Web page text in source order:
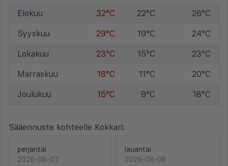
Elokuu 32°C 22°C 26°C
Syyskuu 29°C 19°C 24°C
Lokakuu 23°C 15°C 23°C
Marraskuu 18°C 11°C 20°C
Joulukuu 15°C 9°C 18°C
Sääennuste kohteelle Kokkari:
perjantai
2026-08-07
lauantai
2026-08-08